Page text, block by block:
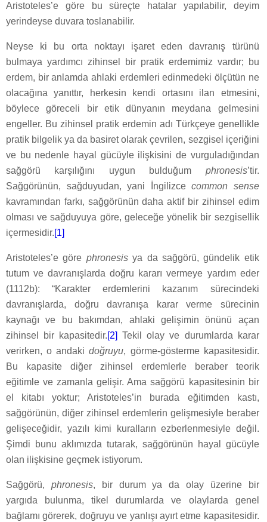
Aristoteles’e göre bu süreçte hatalar yapılabilir, deyim
yerindeyse duvara toslanabilir.
Neyse ki bu orta noktayı işaret eden davranış türünü
bulmaya yardımcı zihinsel bir pratik erdemimiz vardır; bu
erdem, bir anlamda ahlaki erdemleri edinmedeki ölçütün ne
olacağına yanıttır, herkesin kendi ortasını ilan etmesini,
böylece göreceli bir etik dünyanın meydana gelmesini
engeller. Bu zihinsel pratik erdemin adı Türkçeye genellikle
pratik bilgelik ya da basiret olarak çevrilen, sezgisel içeriğini
ve bu nedenle hayal gücüyle ilişkisini de vurguladığından
sağgörü karşılığını uygun bulduğum phronesis’tir.
Sağgörünün, sağduyudan, yani İngilizcecommon sense
kavramından farkı, sağgörünün daha aktif bir zihinsel edim
olması ve sağduyuya göre, geleceğe yönelik bir sezgisellik
içermesidir.[1]
Aristoteles’e göre phronesisya da sağgörü, gündelik etik
tutum ve davranışlarda doğru kararı vermeye yardım eder
(1112b): “Karakter erdemlerini kazanım sürecindeki
davranışlarda, doğru davranışa karar verme sürecinin
kaynağı ve bu bakımdan, ahlaki gelişimin önünü açan
zihinsel bir kapasitedir.[2] Tekil olay ve durumlarda karar
verirken, o andakidoğruyu, görme-gösterme kapasitesidir.
Bu kapasite diğer zihinsel erdemlerle beraber teorik
eğitimle ve zamanla gelişir. Ama sağgörü kapasitesinin bir
el kitabı yoktur; Aristoteles’in burada eğitimden kastı,
sağgörünün, diğer zihinsel erdemlerin gelişmesiyle beraber
gelişeceğidir, yazılı kimi kuralların ezberlenmesiyle değil.
Şimdi bunu aklımızda tutarak, sağgörünün hayal gücüyle
olan ilişkisine geçmek istiyorum.
Sağgörü, phronesis, bir durum ya da olay üzerine bir
yargıda bulunma, tikel durumlarda ve olaylarda genel
bağlamı görerek, doğruyu ve yanlışı ayırt etme kapasitesidir.